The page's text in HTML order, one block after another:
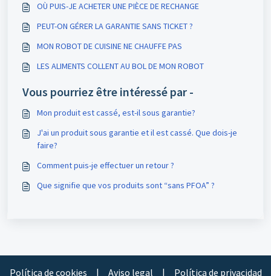
OÙ PUIS-JE ACHETER UNE PIÈCE DE RECHANGE
PEUT-ON GÉRER LA GARANTIE SANS TICKET ?
MON ROBOT DE CUISINE NE CHAUFFE PAS
LES ALIMENTS COLLENT AU BOL DE MON ROBOT
Vous pourriez être intéressé par -
Mon produit est cassé, est-il sous garantie?
J'ai un produit sous garantie et il est cassé. Que dois-je
faire?
Comment puis-je effectuer un retour ?
Que signifie que vos produits sont “sans PFOA” ?
Política de cookies | Aviso legal | Política de privacidad